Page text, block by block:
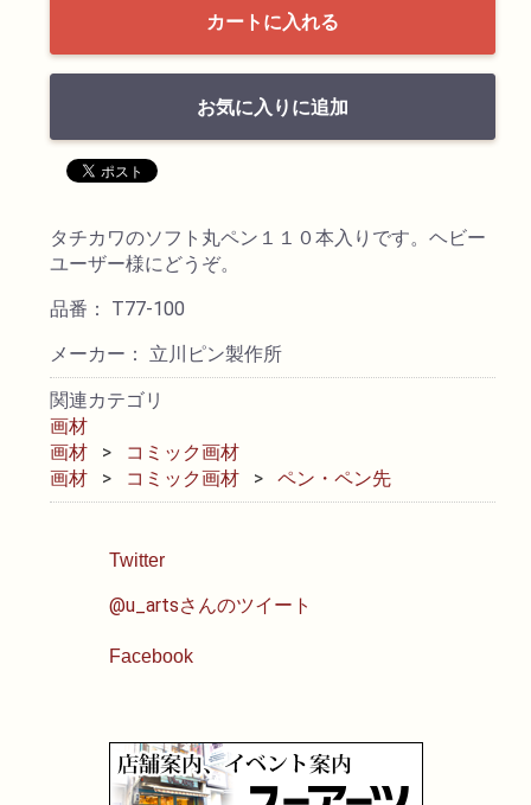
Twitter
@u_artsさんのツイート
Facebook
カートに入れる
お気に入りに追加
タチカワのソフト丸ペン１１０本入りです。ヘビー
ユーザー様にどうぞ。
品番： T77-100
メーカー： 立川ピン製作所
関連カテゴリ
画材
画材
コミック画材
画材
コミック画材 ペン・ペン先
画材
日本画絵具
地塗り材・メディウム
コピック用品
水彩色鉛筆